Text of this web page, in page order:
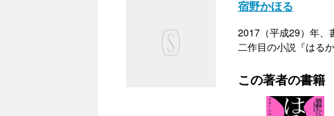
宿野かほる
2017（平成29）年、
二作目の小説『はる
この著者の書籍